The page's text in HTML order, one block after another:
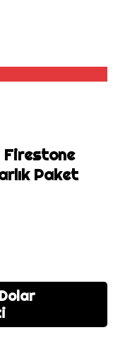
Firestone
Paket